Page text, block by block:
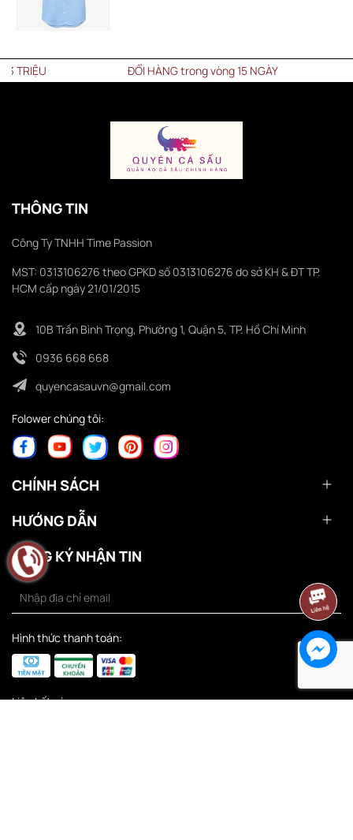
ĐỔI HÀNG trong vòng 15 NGÀY
THÔNG TIN
Công Ty TNHH Time Passion
MST: 0313106276 theo GPKD số 0313106276 do sở KH & ĐT TP.
HCM cấp ngày 21/01/2015
10B Trần Bình Trọng, Phường 1, Quận 5, TP. Hồ Chí Minh
0936 668 668
quyencasauvn@gmail.com
Folower chúng tôi:
CHÍNH SÁCH
HƯỚNG DẪN
ĐĂNG KÝ NHẬN TIN
Hình thức thanh toán:
Liên kết sàn: